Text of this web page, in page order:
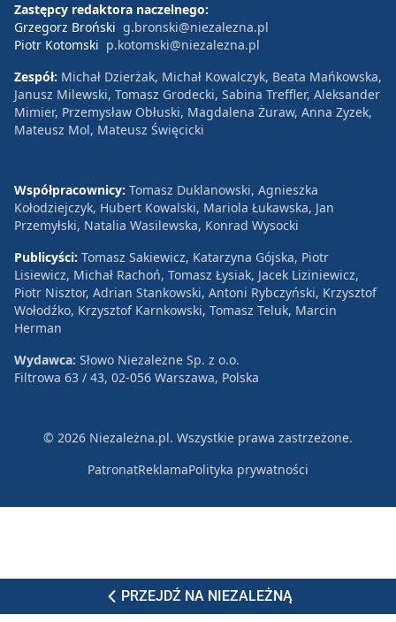
PRZEJDŹ NA NIEZALEŻNĄ
Zastępcy redaktora naczelnego:
Grzegorz Broński g.bronski@niezalezna.pl
Piotr Kotomski p.kotomski@niezalezna.pl
Zespół: Michał Dzierżak, Michał Kowalczyk, Beata Mańkowska,
Janusz Milewski, Tomasz Grodecki, Sabina Treffler, Aleksander
Mimier, Przemysław Obłuski, Magdalena Żuraw, Anna Zyzek,
Mateusz Mol, Mateusz Święcicki
Współpracownicy: Tomasz Duklanowski, Agnieszka
Kołodziejczyk, Hubert Kowalski, Mariola Łukawska, Jan
Przemyłski, Natalia Wasilewska, Konrad Wysocki
Publicyści: Tomasz Sakiewicz, Katarzyna Gójska, Piotr
Lisiewicz, Michał Rachoń, Tomasz Łysiak, Jacek Liziniewicz,
Piotr Nisztor, Adrian Stankowski, Antoni Rybczyński, Krzysztof
Wołodźko, Krzysztof Karnkowski, Tomasz Teluk, Marcin
Herman
Wydawca: Słowo Niezależne Sp. z o.o.
Filtrowa 63 / 43, 02-056 Warszawa, Polska
© 2026 Niezależna.pl. Wszystkie prawa zastrzeżone.
PatronatReklamaPolityka prywatności